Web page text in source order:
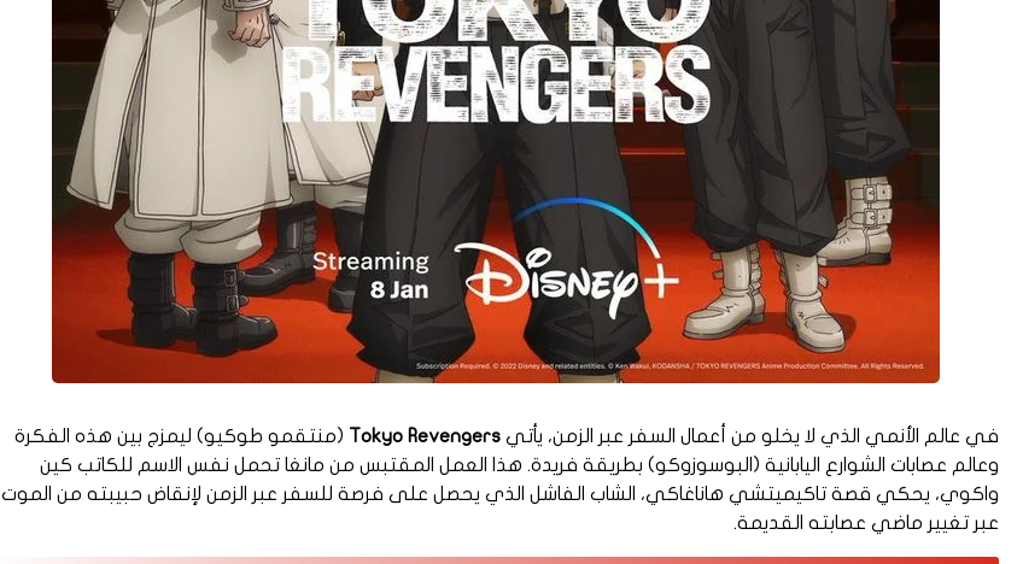
في عالم الأنمي الذي لا يخلو من أعمال السفر عبر الزمن، يأتي Tokyo Revengers (منتقمو طوكيو) ليمزج بين هذه الفكرة
وعالم عصابات الشوارع اليابانية (البوسوزوكو) بطريقة فريدة. هذا العمل المقتبس من مانغا تحمل نفس الاسم للكاتب كين
واكوي، يحكي قصة تاكيميتشي هاناغاكي، الشاب الفاشل الذي يحصل على فرصة للسفر عبر الزمن لإنقاض حبيبته من الموت
عبر تغيير ماضي عصابته القديمة.